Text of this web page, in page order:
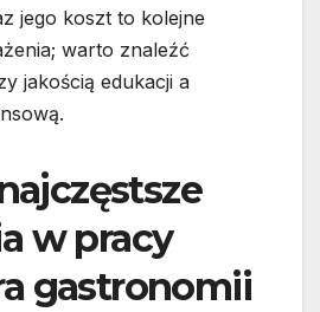
jego koszt to kolejne
warto znaleźć
jakością edukacji a
w pracy
gastronomii